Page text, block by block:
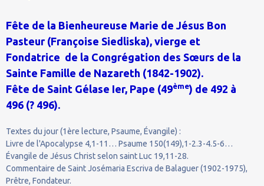
Fête de la Bienheureuse Marie de Jésus Bon
Pasteur (Françoise Siedliska), vierge et
Fondatrice de la Congrégation des Sœurs de la
Sainte Famille de Nazareth (1842-1902).
Fête de Saint Gélase Ier, Pape (49ème) de 492 à
496 (? 496).
Textes du jour (1ère lecture, Psaume, Évangile) :
Livre de l'Apocalypse 4,1-11… Psaume 150(149),1-2.3-4.5-6…
Évangile de Jésus Christ selon saint Luc 19,11-28.
Commentaire de Saint Josémaria Escriva de Balaguer (1902-1975),
Prêtre, Fondateur.